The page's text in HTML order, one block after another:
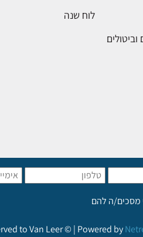
לוח שנה
מסכים/ה להם
to Van Leer © | Powered by